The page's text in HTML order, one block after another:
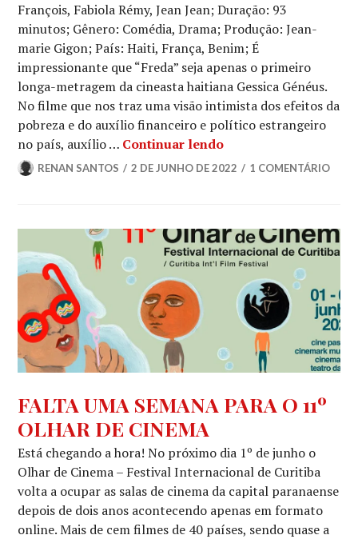
François, Fabiola Rémy, Jean Jean; Duração: 93
minutos; Gênero: Comédia, Drama; Produção: Jean-
marie Gigon; País: Haiti, França, Benim; É
impressionante que “Freda” seja apenas o primeiro
longa-metragem da cineasta haitiana Gessica Généus.
No filme que nos traz uma visão intimista dos efeitos da
pobreza e do auxílio financeiro e político estrangeiro
no país, auxílio … Continuar lendoCrítica | Freda – 11º
RENAN SANTOS 2 DE JUNHO DE 2022 1 COMENTÁRIO
NOTÍCIAS
FALTA UMA SEMANA PARA O 11º
OLHAR DE CINEMA
Está chegando a hora! No próximo dia 1º de junho o
Olhar de Cinema – Festival Internacional de Curitiba
volta a ocupar as salas de cinema da capital paranaense
depois de dois anos acontecendo apenas em formato
online. Mais de cem filmes de 40 países, sendo quase a